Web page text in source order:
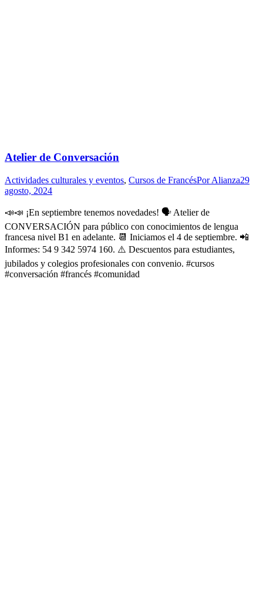
Atelier de Conversación
Actividades culturales y eventos, Cursos de FrancésPorAlianza29
agosto, 2024
📣📣 ¡En septiembre tenemos novedades! 🗣 Atelier de
CONVERSACIÓN para público con conocimientos de lengua
francesa nivel B1 en adelante. 📆 Iniciamos el 4 de septiembre. 📲
Informes: 54 9 342 5974 160. ⚠️ Descuentos para estudiantes,
jubilados y colegios profesionales con convenio. #cursos
#conversación #francés #comunidad